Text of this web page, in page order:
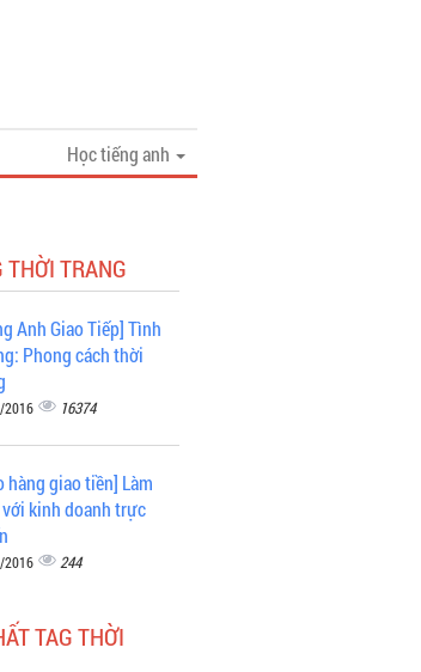
Học tiếng anh
THỜI TRANG
Anh Giao Tiếp] Tình
Phong cách thời
2016 16374
hàng giao tiền] Làm
kinh doanh trực
2016 244
TAG THỜI